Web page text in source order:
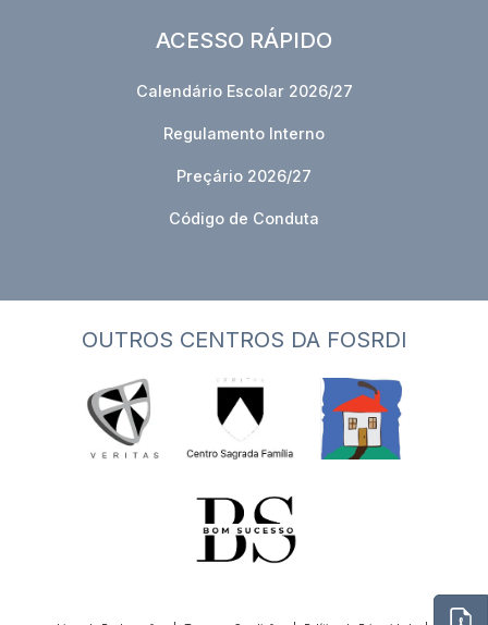
ACESSO RÁPIDO
Calendário Escolar 2026/27
Regulamento Interno
Preçário 2026/27
Código de Conduta
OUTROS CENTROS DA FOSRDI